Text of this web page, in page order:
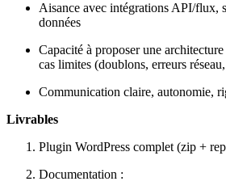
Aisance avec intégrations API/flux,
données
Capacité à proposer une
cas limites (doublons, erreurs
Communication claire, autonomie,
Livrables
Plugin WordPress complet (zip +
Documentation :